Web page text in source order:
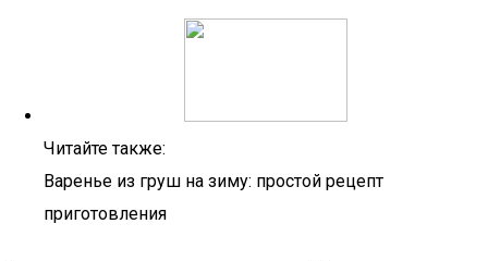
Читайте также:
Варенье из груш на зиму: простой рецепт
приготовления